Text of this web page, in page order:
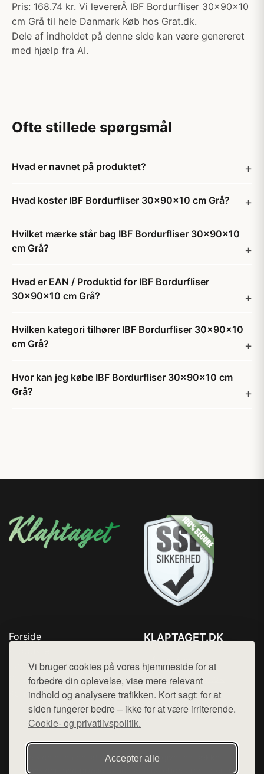
Vi bruger cookies på vores hjemmeside for at
forbedre din oplevelse, vise mere relevant
indhold og analysere trafikken. Kort sagt: for at
siden fungerer bedre – ikke for at være irriterende.
Cookie- og privatlivspolitik.
Accepter alle
Pris: 168.74 kr. Vi levererÂ IBF Bordurfliser 30x90x10
cm Grå til hele Danmark Køb hos Grat.dk.
Dele af indholdet på denne side kan være genereret
med hjælp fra AI.
Ofte stillede spørgsmål
Hvad er navnet på produktet?
Hvad koster IBF Bordurfliser 30x90x10 cm Grå?
Hvilket mærke står bag IBF Bordurfliser 30x90x10
cm Grå?
Hvad er EAN / Produktid for IBF Bordurfliser
30x90x10 cm Grå?
Hvilken kategori tilhører IBF Bordurfliser 30x90x10
cm Grå?
Hvor kan jeg købe IBF Bordurfliser 30x90x10 cm
Grå?
Forside
Top Rabatter
Blog
Kontakt
KLAPTAGET.DK
Mail: hej@want.dk
Cookie- og privatlivspolitik
Denne side er en del af want.dk, der udgiver en række
hjemmesider med præsentation af forskellige produkter fra